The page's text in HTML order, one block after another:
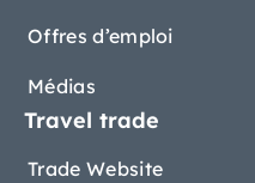
Offres d’emploi
Médias
Travel trade
Trade Website